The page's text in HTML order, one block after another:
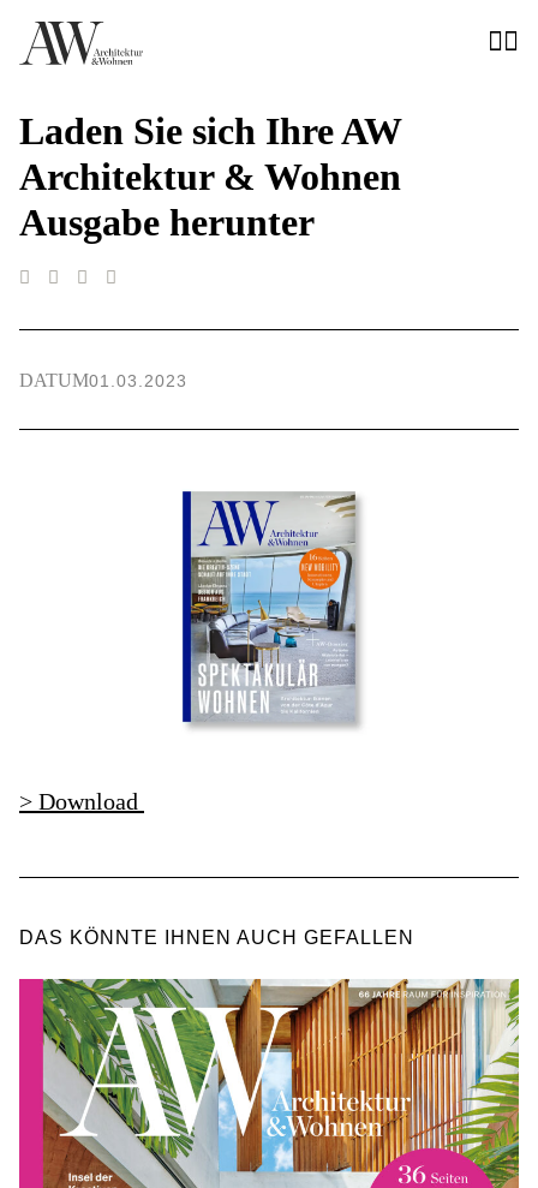
Laden Sie sich Ihre AW
Architektur & Wohnen
Ausgabe herunter
DATUM01.03.2023
> Download
DAS KÖNNTE IHNEN AUCH GEFALLEN